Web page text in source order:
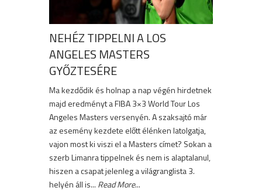
NEHÉZ TIPPELNI A LOS
ANGELES MASTERS
GYŐZTESÉRE
Ma kezdődik és holnap a nap végén hirdetnek
majd eredményt a FIBA 3×3 World Tour Los
Angeles Masters versenyén. A szaksajtó már
az esemény kezdete előtt élénken latolgatja,
vajon most ki viszi el a Masters címet? Sokan a
szerb Limanra tippelnek és nem is alaptalanul,
hiszen a csapat jelenleg a világranglista 3.
helyén áll is... Read More...